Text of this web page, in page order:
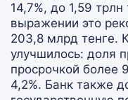
14,7%, до 1,59
выражении это
203,8 млрд тенге.
улучшилось: доля
просрочкой более
4,2%. Банк также